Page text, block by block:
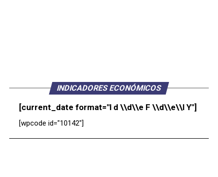
INDICADORES ECONÓMICOS
[current_date format="l d \\d\\e F \\d\\e\\l Y"]
[wpcode id="10142"]